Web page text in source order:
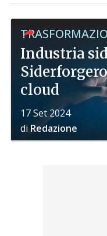
Industria
cloud
17 Set 2024
di Redazione